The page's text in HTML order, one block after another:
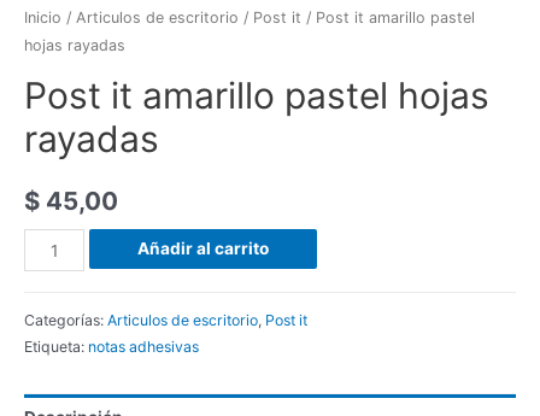
Inicio / Articulos de escritorio / Post it / Post it amarillo pastel
hojas rayadas
Post it amarillo pastel hojas
rayadas
$ 45,00
Añadir al carrito
Categorías: Articulos de escritorio, Post it
Etiqueta: notas adhesivas